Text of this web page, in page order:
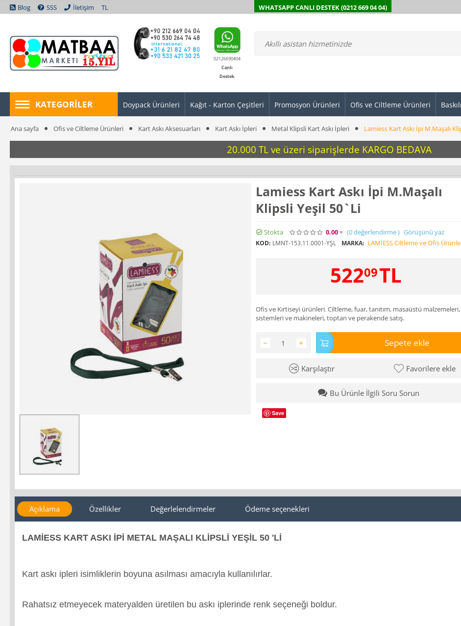
Blog SSS İletişim TL WHATSAPP CANLI DESTEK (0212 669 04 04)
02126690404
Canlı
Destek
KATEGORILER Doypack Ürünleri Kağıt - Karton Çeşitleri Promosyon Ürünleri Ofis ve Ciltleme Ürünleri
Ana sayfa Ofis ve Ciltleme Ürünleri Kart Askı Aksesuarları Kart Askı İpleri̇ Metal Klipsli Kart Askı İpleri Lamiess Kart Askı İpi M.Maşalı
20.000 TL ve üzeri siparişlerde KARGO BEDAVA
Lamiess Kart Askı İpi M.Maşalı
Klipsli Yeşil 50`Li
Stokta 0.00 (0değerlendirme) Görüşünü yaz
KOD: LMNT-153.11.0001-YŞL MARKA: LAMİESS Ciltleme ve Ofis
52209TL
Ofis ve Kırtiseyi ürünleri. Ciltleme, fuar, tanıtım, masaüstü malzemeleri,
sistemleri ve makineleri, toptan ve perakende satış.
+
− Sepete ekle
Karşılaştır Favorilere ekle
Bu Ürünle İlgili Soru Sorun
Save
Açıklama Özellikler Değerlelendirmeler Ödeme seçenekleri
LAMİESS KART ASKI İPİ METAL MAŞALI KLİPSLİ YEŞİL 50 'Lİ
Kart askı ipleri isimliklerin boyuna asılması amacıyla kullanılırlar.
Rahatsız etmeyecek materyalden üretilen bu askı iplerinde renk seçeneği boldur.